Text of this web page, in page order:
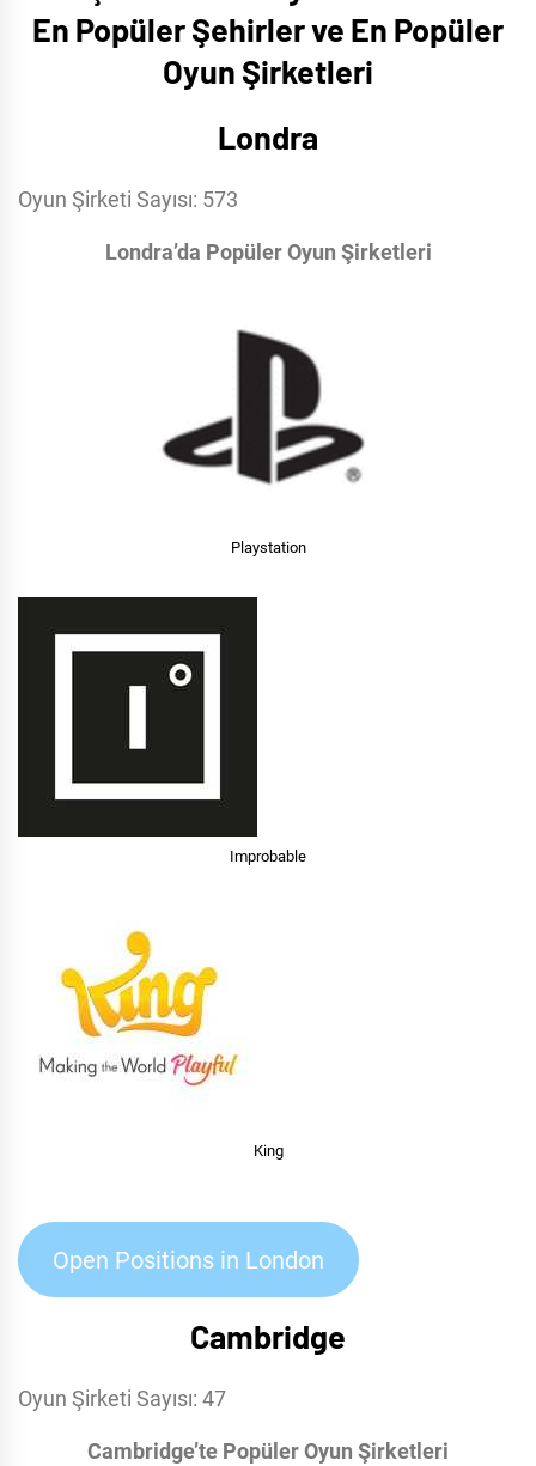
En Popüler Şehirler ve En Popüler
Oyun Şirketleri
Londra
Oyun Şirketi Sayısı: 573
Londra’da Popüler Oyun Şirketleri
Playstation
Improbable
King
Open Positions in London
Cambridge
Oyun Şirketi Sayısı: 47
Cambridge’te Popüler Oyun Şirketleri